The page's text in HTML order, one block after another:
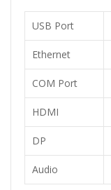
USB Port
Ethernet
COM Port
HDMI
DP
Audio